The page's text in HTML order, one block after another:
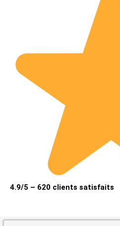
4.9/5 – 620 clients satisfaits